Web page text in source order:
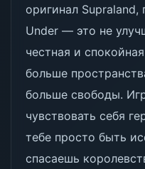
оригинал Supraland,
Under — это не
честная и
больше
больше свободы.
чувствовать себя
тебе просто быть
спасаешь